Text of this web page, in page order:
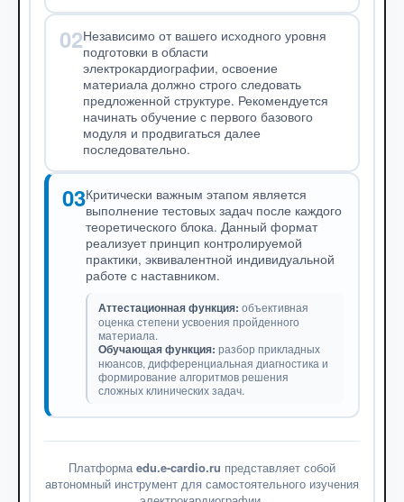
02Независимо от вашего исходного уровня
подготовки в области
электрокардиографии, освоение
материала должно строго следовать
предложенной структуре. Рекомендуется
начинать обучение с первого базового
модуля и продвигаться далее
последовательно.
03Критически важным этапом является
выполнение тестовых задач после каждого
теоретического блока. Данный формат
реализует принцип контролируемой
практики, эквивалентной индивидуальной
работе с наставником.
Аттестационная функция: объективная
оценка степени усвоения пройденного
материала.
Обучающая функция: разбор прикладных
нюансов, дифференциальная диагностика и
формирование алгоритмов решения
сложных клинических задач.
Платформаedu.e-cardio.ru представляет собой
автономный инструмент для самостоятельного изучения